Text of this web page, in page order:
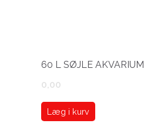
60 L SØJLE AKVARIUM
0,00
Læg i kurv